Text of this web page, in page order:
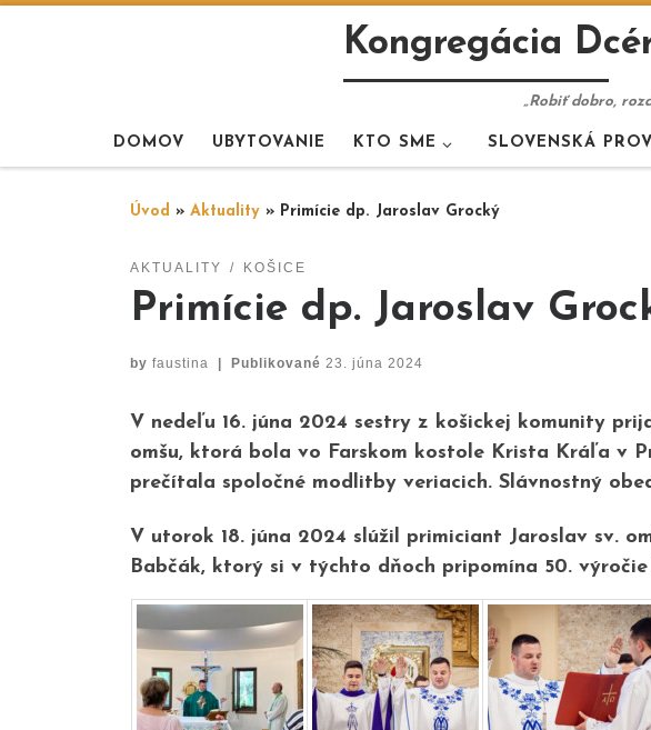
Kongregácia
„Robiť dobro,
DOMOV UBYTOVANIE KTO SME SLOVENSKÁ
Úvod » Aktuality » Primície dp. Jaroslav Grocký
AKTUALITY KOŠICE
Primície dp. Jaroslav
by faustina | Publikované 23. júna 2024
V nedeľu 16. júna 2024 sestry z košickej komunity
omšu, ktorá bola vo Farskom kostole Krista Kráľa v
prečítala spoločné modlitby veriacich. Slávnostný
V utorok 18. júna 2024 slúžil primiciant Jaroslav sv.
Babčák, ktorý si v týchto dňoch pripomína 50.